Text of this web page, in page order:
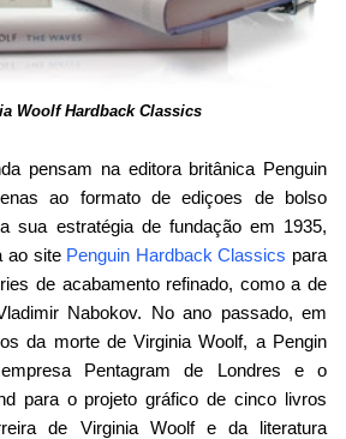
Woolf Hardback Classics
pensam na editora britânica Penguin
ao formato de ediçoes de bolso
sua estratégia de fundação em 1935,
ao site Penguin Hardback Classics para
de acabamento refinado, como a de
Nabokov. No ano passado, em
da morte de Virginia Woolf, a Pengin
Pentagram de Londres e o
para o projeto gráfico de cinco livros
de Virginia Woolf e da literatura